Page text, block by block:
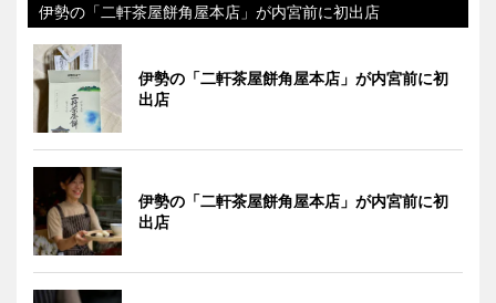
伊勢の「二軒茶屋餅角屋本店」が内宮前に初出店
伊勢の「二軒茶屋餅角屋本店」が内宮前に初
出店
伊勢の「二軒茶屋餅角屋本店」が内宮前に初
出店